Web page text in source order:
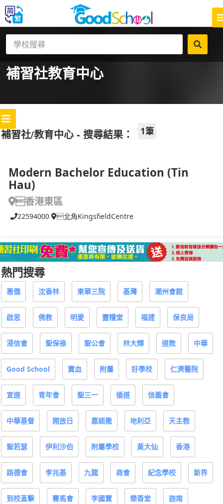
補習社教育中心
補習社/教育中心 - 搜尋結果： 1筆
Modern Bachelor Education (Tin
Hau)
香港東區
22594000 北角KingsfieldCentre
熱門搜尋
惠僑 沈香林 東華三院 基灣 潮州會館
啟思 佛教 明愛 靈糧堂 福建 保良局
浸信會 聖保祿 聖公會 林大輝 道教 中華
Good School 寶血 附屬 好學校 仁濟醫院
宣道 青年會 聖三一 循道 信義會
中華基督 開放日 嘉諾撒 地利亞 天主教
聖若瑟 伊利沙伯 附屬學校 黃大仙 香港
路德會 李兆基 九龍 商會 紀念學校 新界
到校直擊 賽馬會 李國寶 樂善堂 迦南